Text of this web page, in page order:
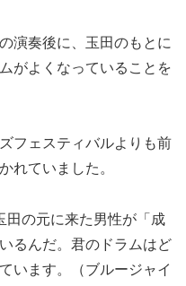
演奏後に、玉田のもとに
がよくなっていることを
フェスティバルよりも前
れていました。
田の元に来た男性が「成
るんだ。君のドラムはど
います。（ブルージャイ